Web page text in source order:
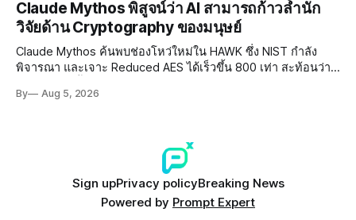
Claude Mythos พิสูจน์ว่า AI สามารถก้าวล้ำนัก
วิจัยด้าน Cryptography ของมนุษย์
Claude Mythos ค้นพบช่องโหว่ใหม่ใน HAWK ซึ่ง NIST กำลัง
พิจารณา และเจาะ Reduced AES ได้เร็วขึ้น 800 เท่า สะท้อนว่า
By Aug 5, 2026
Sign upPrivacy policyBreaking News
Powered by Prompt Expert